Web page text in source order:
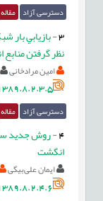
دسترسی آزاد مقاله
3
-بازيابي بار
نظر گرفتن منابع
امین مرادخانی
دسترسی آزاد مقاله
4
-روش جدید
انگشت
ایمان علی‌بیگی